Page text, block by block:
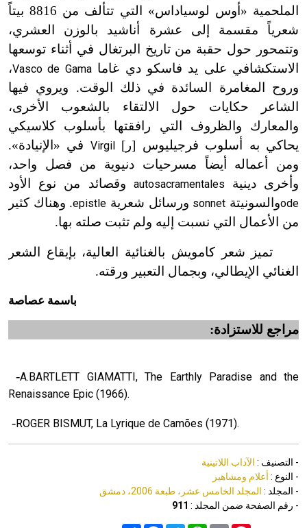
الملحمية «أوس لوسياداس» التي تتألف من 8816 بيتاً
شعرياً مقسمة إلى عشرة أناشيد بالوزن العشري،
وتتمحور حول حقبة من تاريخ البرتغال في أثناء توسعها
الاستكشافي على يد فاسكو دي غاماVasco de Gama،
وروح المغامرة السائدة في ذلك الوقت. ويروي فيها
الشاعر حكايات حول الالتقاء بالشعوب الأخرى،
والمعارك والظروف التي رافقتها بأسلوب كلاسيكي
يحاكي به أسلوب فرجيليوس [ر] Virgil في «الإنيادة».
ومن أعماله أيضاً مسرحيات دنيوية من فصل واحد،
وأخرى دينية autosacramentales وقصائد من نوع الأود
odeوالسونيتة sonnet ورسائل شعرية epistle. وهناك كثير
من الأعمال التي نسبت إليه ولم تثبت صلته بها.
تميز شعر كامويش بالغنائية العالية، بإيقاع الشعر
الغنائي الإيطالي، وبجمال التعبير ورقته.
باسمة عصاصة
مراجع للاستزادة:
-A.BARTLETT GIAMATTI, The Earthly Paradise and the
Renaissance Epic (1966).
-ROGER BISMUT, La Lyrique de Camões (1971).
- التصنيف : الآداب اللاتينية
- النوع : أعلام ومشاهير
- المجلد : المجلد الخامس عشر، طبعة 2006، دمشق
- رقم الصفحة ضمن المجلد : 911